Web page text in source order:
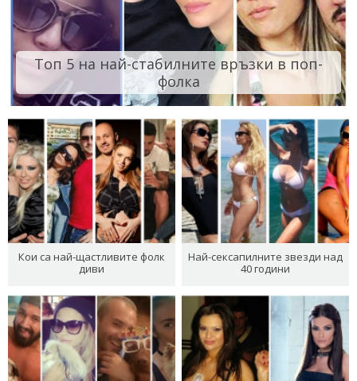
Топ 5 на най-стабилните връзки в поп-
фолка
Кои са най-щастливите фолк
диви
Най-сексапилните звезди над
40 години